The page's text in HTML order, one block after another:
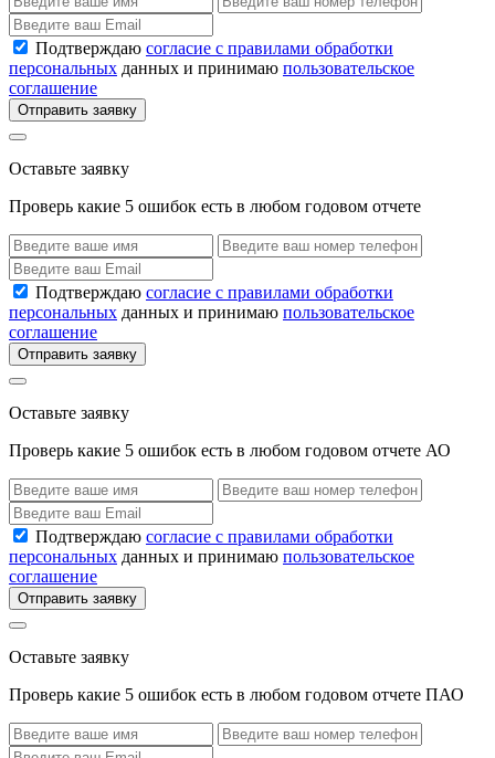
Подтверждаю согласие с правилами обработки
персональных данных и принимаю пользовательское
соглашение
Отправить заявку
Оставьте заявку
Проверь какие 5 ошибок есть в любом годовом отчете
Подтверждаю согласие с правилами обработки
персональных данных и принимаю пользовательское
соглашение
Отправить заявку
Оставьте заявку
Проверь какие 5 ошибок есть в любом годовом отчете АО
Подтверждаю согласие с правилами обработки
персональных данных и принимаю пользовательское
соглашение
Отправить заявку
Оставьте заявку
Проверь какие 5 ошибок есть в любом годовом отчете ПАО